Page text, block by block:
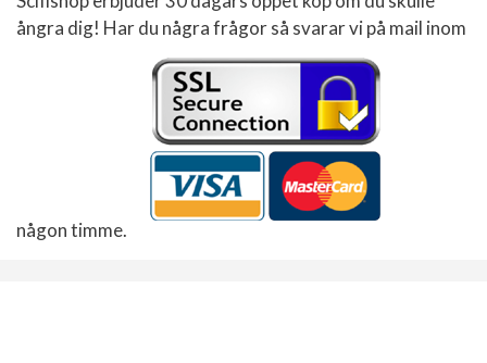
ångra dig! Har du några frågor så svarar vi på mail inom
någon timme.